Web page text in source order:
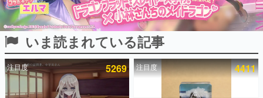
ピックアップ
電ファミのいま読まれている記事ランキング
いま読まれている記事
注目度 5269 注目度 4411